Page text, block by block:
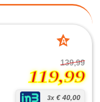
139,99
119,99
3x € 40,00
A